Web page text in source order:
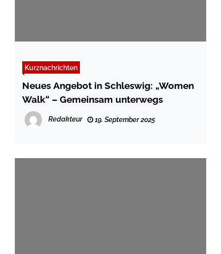
Kurznachrichten
Neues Angebot in Schleswig: „Women
Walk“ – Gemeinsam unterwegs
Redakteur 19. September 2025